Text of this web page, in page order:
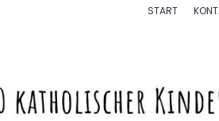
START